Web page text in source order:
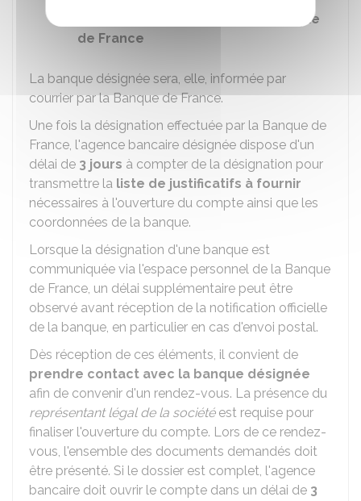
espace personnel de la Banque
de France
La banque désignée sera, elle, informée par
courrier par la Banque de France.
Une fois la désignation effectuée par la Banque de
France, l'agence bancaire désignée dispose d'un
délai de 3 jours à compter de la désignation pour
transmettre la liste de justificatifs à fournir
nécessaires à l'ouverture du compte ainsi que les
coordonnées de la banque.
Lorsque la désignation d'une banque est
communiquée via l'espace personnel de la Banque
de France, un délai supplémentaire peut être
observé avant réception de la notification officielle
de la banque, en particulier en cas d'envoi postal.
Dès réception de ces éléments, il convient de
prendre contact avec la banque désignée
afin de convenir d'un rendez-vous. La présence du
représentant légal de la sociétéest requise pour
finaliser l'ouverture du compte. Lors de ce rendez-
vous, l'ensemble des documents demandés doit
être présenté. Si le dossier est complet, l'agence
bancaire doit ouvrir le compte dans un délai de 3